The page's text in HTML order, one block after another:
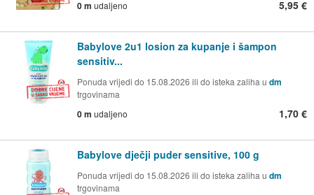
0 m udaljeno 5,95 €
Babylove 2u1 losion za kupanje i šampon
sensitiv...
Ponuda vrijedi do 15.08.2026 ili do isteka zaliha u dm
trgovinama
0 m udaljeno 1,70 €
Babylove dječji puder sensitive, 100 g
Ponuda vrijedi do 15.08.2026 ili do isteka zaliha u dm
trgovinama